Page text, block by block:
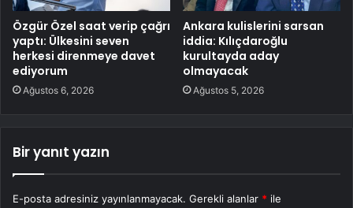
Özgür Özel saat verip çağrı
yaptı: Ülkesini seven
herkesi direnmeye davet
ediyorum
Ağustos 6, 2026
Ankara kulislerini sarsan
iddia: Kılıçdaroğlu
kurultayda aday
olmayacak
Ağustos 5, 2026
Bir yanıt yazın
E-posta adresiniz yayınlanmayacak. Gerekli alanlar * ile